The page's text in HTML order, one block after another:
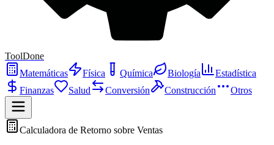
ToolDone
Matemáticas
Física Química Biología
Estadística
Finanzas
Salud Conversión Construcción Otros
Calculadora de Retorno sobre Ventas